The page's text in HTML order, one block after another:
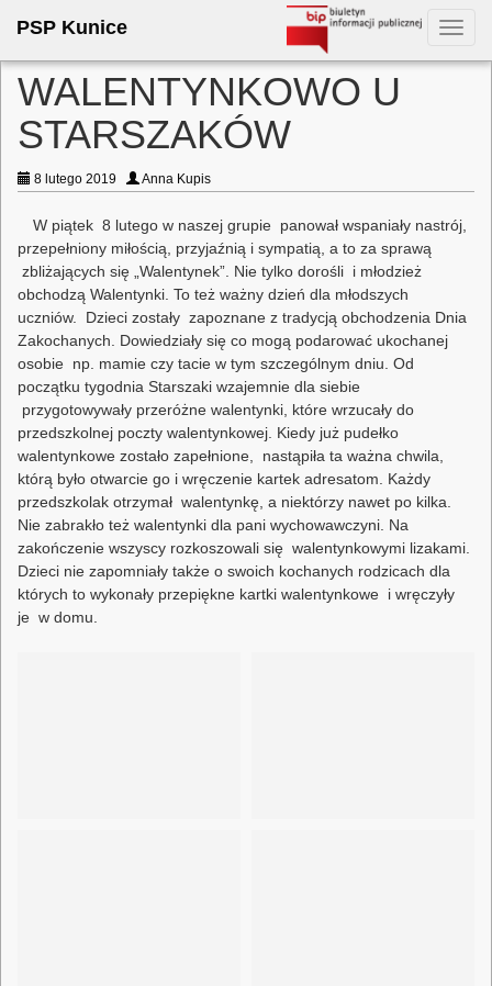
PSP Kunice
WALENTYNKOWO U
STARSZAKÓW
8 lutego 2019 Anna Kupis
W piątek 8 lutego w naszej grupie panował wspaniały nastrój,
przepełniony miłością, przyjaźnią i sympatią, a to za sprawą
zbliżających się „Walentynek”. Nie tylko dorośli i młodzież
obchodzą Walentynki. To też ważny dzień dla młodszych
uczniów. Dzieci zostały zapoznane z tradycją obchodzenia Dnia
Zakochanych. Dowiedziały się co mogą podarować ukochanej
osobie np. mamie czy tacie w tym szczególnym dniu. Od
początku tygodnia Starszaki wzajemnie dla siebie
przygotowywały przeróżne walentynki, które wrzucały do
przedszkolnej poczty walentynkowej. Kiedy już pudełko
walentynkowe zostało zapełnione, nastąpiła ta ważna chwila,
którą było otwarcie go i wręczenie kartek adresatom. Każdy
przedszkolak otrzymał walentynkę, a niektórzy nawet po kilka.
Nie zabrakło też walentynki dla pani wychowawczyni. Na
zakończenie wszyscy rozkoszowali się walentynkowymi lizakami.
Dzieci nie zapomniały także o swoich kochanych rodzicach dla
których to wykonały przepiękne kartki walentynkowe i wręczyły
je w domu.